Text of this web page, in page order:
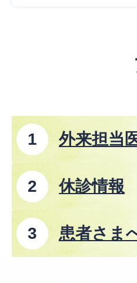
外来担当
休診情報
患者さま